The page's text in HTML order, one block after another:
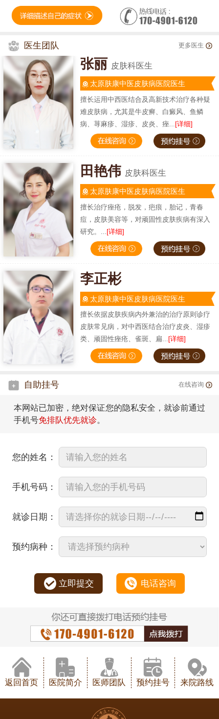
医生团队 更多医生
张丽 皮肤科医生
太原肤康中医皮肤病医院医生
擅长运用中西医结合及高新技术治疗各种疑
难皮肤病，尤其是牛皮癣、白癜风、鱼鳞
病、荨麻疹、湿疹、皮炎、痤... [详细]
田艳伟 皮肤科医生
太原肤康中医皮肤病医院医生
擅长治疗痤疮，脱发，疤痕，胎记，青春
痘，皮肤美容等，对顽固性皮肤疾病有深入
研究。... [详细]
李正彬
太原肤康中医皮肤病医院医生
擅长依据皮肤疾病内外兼治的治疗原则诊疗
皮肤常见病，对中西医结合治疗皮炎、湿疹
类、顽固性痤疮、雀斑、扁...[详细]
自助挂号 在线咨询
本网站已加密，绝对保证您的隐私安全，就诊前通过
手机号免排队优先就诊。
您的姓名：
手机号码：
就诊日期：
预约病种：
立即提交 电话咨询
返回首页 医院简介 医师团队 预约挂号 来院路线